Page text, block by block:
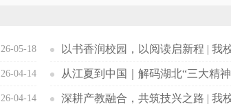
26-05-18
26-04-14
26-04-14